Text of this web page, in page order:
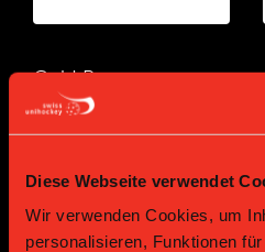
Diese Webseite verwendet
Wir verwenden Cookies, um
personalisieren, Funktionen
Gold Partner